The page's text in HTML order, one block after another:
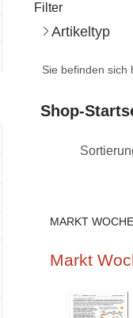
Filter
Artikeltyp
Sie befinden sich
Shop-
MARKT WOCHE
Markt